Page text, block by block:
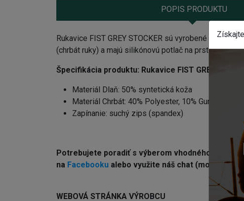
POPIS PRODUKTU
Rukavice FIST GREY STOCKER sú vyrobené z
(chrbát ruky) a majú silikónovú potlač na prstoch a
Špecifikácia produktu: Rukavice FIST GREY
Materiál Dlaň: 50% syntetická koža
Materiál Chrbát: 40% Polyester, 10% Guma
Zapínanie: suchý zips (spandex)
Potrebujete poradiť s výberom vhodného
na Facebooku alebo využite náš chat (modré
WEBOVÁ STRÁNKA VÝROBCU